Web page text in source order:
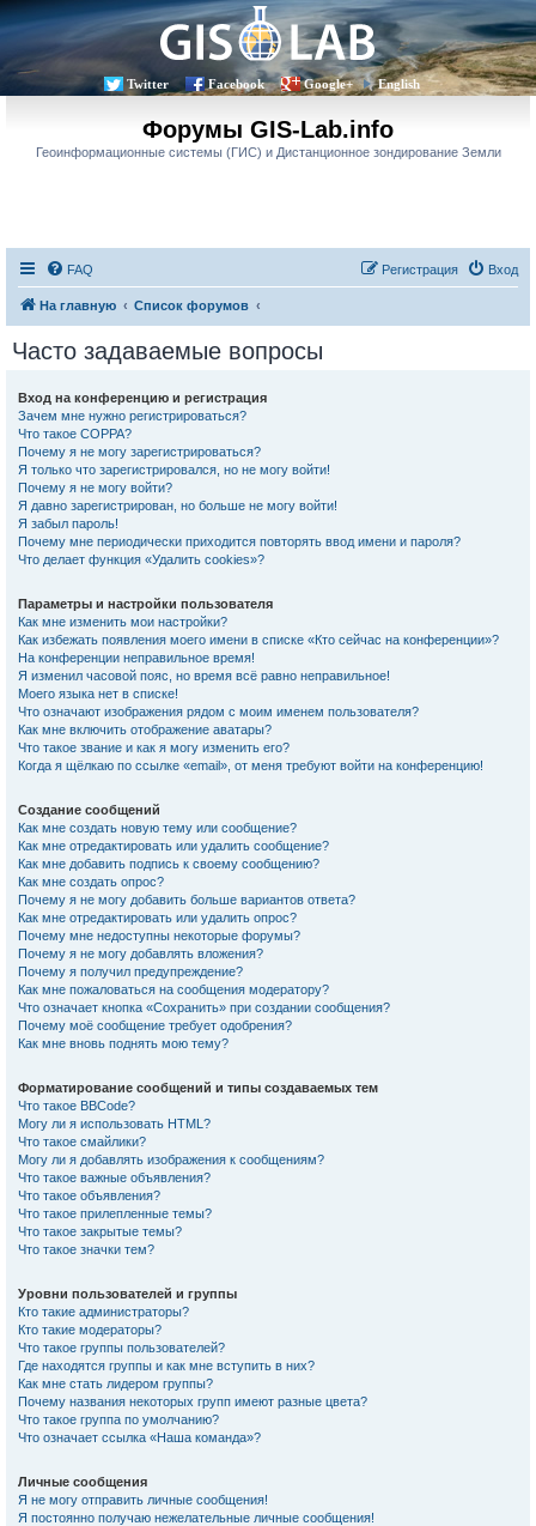
Twitter Facebook Google+ English
Форумы GIS-Lab.info
Геоинформационные системы (ГИС) и Дистанционное зондирование Земли
FAQ Вход
Регистрация
На главную Список форумов
Часто задаваемые вопросы
Вход на конференцию и регистрация
Зачем мне нужно регистрироваться?
Что такое COPPA?
Почему я не могу зарегистрироваться?
Я только что зарегистрировался, но не могу войти!
Почему я не могу войти?
Я давно зарегистрирован, но больше не могу войти!
Я забыл пароль!
Почему мне периодически приходится повторять ввод имени и пароля?
Что делает функция «Удалить cookies»?
Параметры и настройки пользователя
Как мне изменить мои настройки?
Как избежать появления моего имени в списке «Кто сейчас на конференции»?
На конференции неправильное время!
Я изменил часовой пояс, но время всё равно неправильное!
Моего языка нет в списке!
Что означают изображения рядом с моим именем пользователя?
Как мне включить отображение аватары?
Что такое звание и как я могу изменить его?
Когда я щёлкаю по ссылке «email», от меня требуют войти на конференцию!
Создание сообщений
Как мне создать новую тему или сообщение?
Как мне отредактировать или удалить сообщение?
Как мне добавить подпись к своему сообщению?
Как мне создать опрос?
Почему я не могу добавить больше вариантов ответа?
Как мне отредактировать или удалить опрос?
Почему мне недоступны некоторые форумы?
Почему я не могу добавлять вложения?
Почему я получил предупреждение?
Как мне пожаловаться на сообщения модератору?
Что означает кнопка «Сохранить» при создании сообщения?
Почему моё сообщение требует одобрения?
Как мне вновь поднять мою тему?
Форматирование сообщений и типы создаваемых тем
Что такое BBCode?
Могу ли я использовать HTML?
Что такое смайлики?
Могу ли я добавлять изображения к сообщениям?
Что такое важные объявления?
Что такое объявления?
Что такое прилепленные темы?
Что такое закрытые темы?
Что такое значки тем?
Уровни пользователей и группы
Кто такие администраторы?
Кто такие модераторы?
Что такое группы пользователей?
Где находятся группы и как мне вступить в них?
Как мне стать лидером группы?
Почему названия некоторых групп имеют разные цвета?
Что такое группа по умолчанию?
Что означает ссылка «Наша команда»?
Личные сообщения
Я не могу отправить личные сообщения!
Я постоянно получаю нежелательные личные сообщения!